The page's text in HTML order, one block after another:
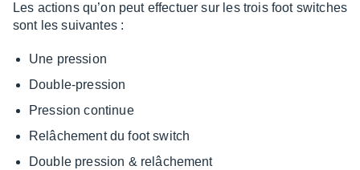
Les actions qu’on peut effec­tuer sur les trois foot switches
sont les suivantes :
Une pres­sion
Double-pres­sion
Pres­sion conti­nue
Relâ­che­ment du foot switch
Double pres­sion & relâ­che­ment